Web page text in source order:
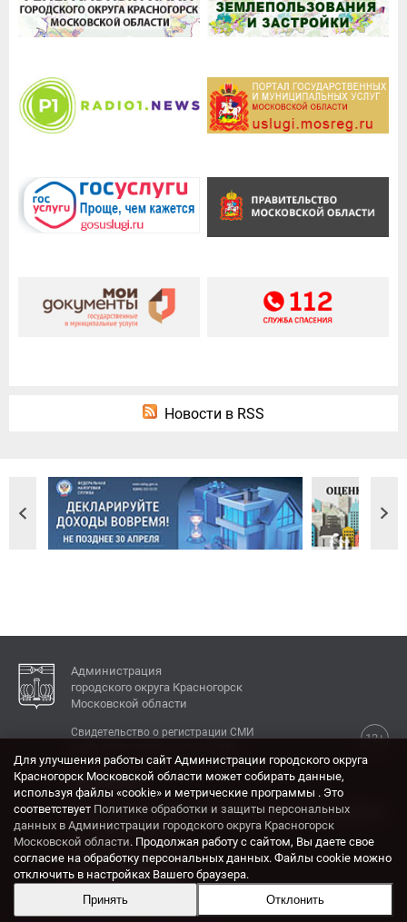
Новости в RSS
Администрация
городского округа Красногорск
Московской области
12+
Свидетельство о регистрации СМИ
КОНТАКТЫ
Адрес: 143404, Московская область, г. Красногорск,
ул. Ленина, дом 4.
Электронная почта:
krasrn@mosreg.ru
Разработка и поддержка сайта ADN
Для улучшения работы сайт Администрации городского округа
Красногорск Московской области может собирать данные,
используя файлы «cookie» и метрические программы . Это
соответствует Политике обработки и защиты персональных
данных в Администрации городского округа Красногорск
Московской области. Продолжая работу с сайтом, Вы даете свое
согласие на обработку персональных данных. Файлы cookie можно
отключить в настройках Вашего браузера.
Принять
Отклонить